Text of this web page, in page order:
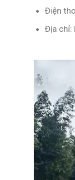
Điện
Địa chỉ: